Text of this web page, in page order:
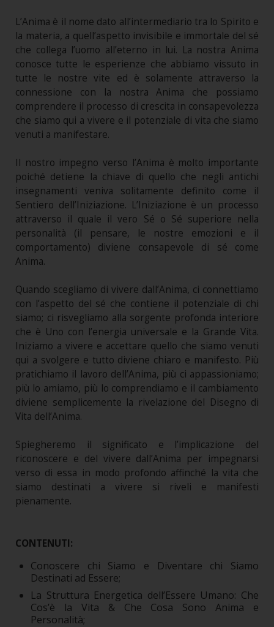
L’Anima è il nome dato all’intermediario tra lo Spirito e
la materia, a quell’aspetto invisibile e immortale del sé
che collega l’uomo all’eterno in lui. La nostra Anima
conosce tutte le esperienze che abbiamo vissuto in
tutte le nostre vite ed è solamente attraverso la
connessione con la nostra Anima che possiamo
comprendere il processo di crescita in consapevolezza
che siamo qui a vivere e il potenziale di vita che siamo
venuti a manifestare.
Il nostro impegno verso l’Anima è molto importante
poiché detiene la chiave di quello che negli antichi
insegnamenti veniva solitamente definito come il
Sentiero dell’Iniziazione. L’Iniziazione è un processo
attraverso il quale il vero Sé o Sé superiore nella
personalità (il pensare, le nostre emozioni e il
comportamento) diviene consapevole di sé come
Anima.
Quando scegliamo di vivere dall’Anima, ci connettiamo
con l’aspetto del sé che contiene il potenziale di chi
siamo; ci risvegliamo alla sorgente profonda interiore
che è Uno con l’energia universale e la Grande Vita.
Iniziamo a vivere e accettare quello che siamo venuti
qui a svolgere e tutto diviene chiaro e manifesto. Più
pratichiamo il lavoro dell’Anima, più ci appassioniamo;
più lo amiamo, più lo comprendiamo e il cambiamento
diviene semplicemente la rivelazione del Disegno di
Vita dell’Anima.
Spiegheremo il significato e l’implicazione del
riconoscere e del vivere dall’Anima per impegnarsi
verso di essa in modo profondo affinché la vita che
siamo destinati a vivere si riveli e manifesti
pienamente.
CONTENUTI:
Conoscere chi Siamo e Diventare chi Siamo
Destinati ad Essere;
La Struttura Energetica dell’Essere Umano: Che
Cos’è la Vita & Che Cosa Sono Anima e
Personalità;